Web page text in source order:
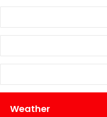
Weather